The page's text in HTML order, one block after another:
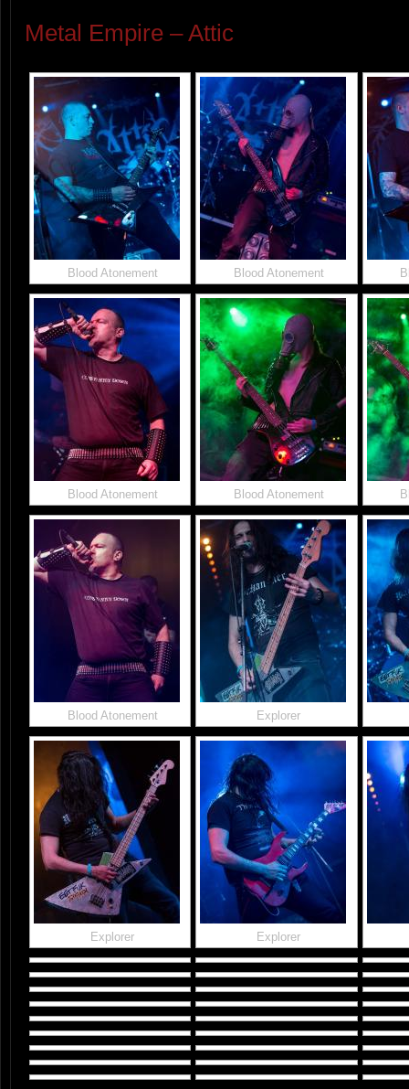
Metal Empire – Attic
Blood Atonement Blood Atonement
Blood Atonement Blood Atonement
Blood Atonement Explorer
Explorer Explorer